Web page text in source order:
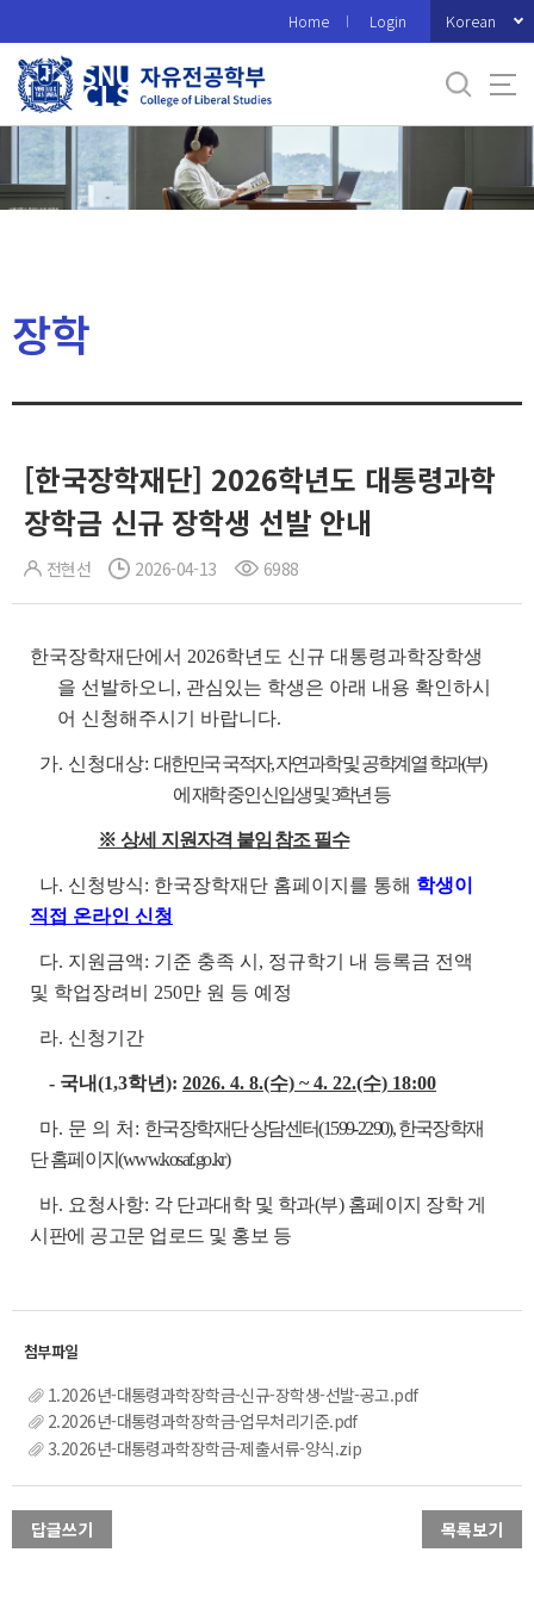
로
메
Home Login Korean
장학
[한국장학재단] 2026학년도 대통령과학
장학금 신규 장학생 선발 안내
전현선 2026-04-13 6988
한국장학재단에서 2026학년도 신규 대통령과학장학생
을 선발하오니, 관심있는 학생은 아래 내용 확인하시
어 신청해주시기 바랍니다.
가. 신청대상: 대한민국 국적자, 자연과학 및 공학계열 학과(부)
에 재학 중인 신입생 및 3학년 등
※ 상세 지 원자격 붙임 참조 필수
나. 신청방식: 한국장학재단 홈페이지를 통해 학생이
직접 온라인 신청
다. 지원금액: 기준 충족 시, 정규학기 내 등록금 전액
및 학업장려비 250만 원 등 예정
라. 신청기간
- 국내(1,3학년): 2026. 4. 8.(수) ~ 4. 22.(수) 18:00
마. 문 의 처: 한국장학재단 상담센터(1599-2290), 한국장학재
단 홈페이지(www.kosaf.go.kr)
바. 요청사항: 각 단과대학 및 학과(부) 홈페이지 장학 게
시판에 공고문 업로드 및 홍보 등
1.2026년-대통령과학장학금-신규-장학생-선발-공고.pdf
2.2026년-대통령과학장학금-업무처리기준.pdf
3.2026년-대통령과학장학금-제출서류-양식.zip
답글쓰기 목록보기